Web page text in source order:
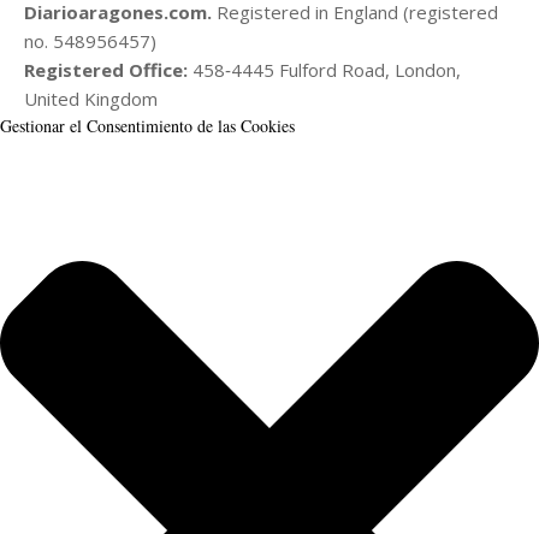
Diarioaragones.com. Registered in England (registered
no. 548956457)
Registered Office: 458‑4445 Fulford Road, London,
United Kingdom
Gestionar el Consentimiento de las Cookies